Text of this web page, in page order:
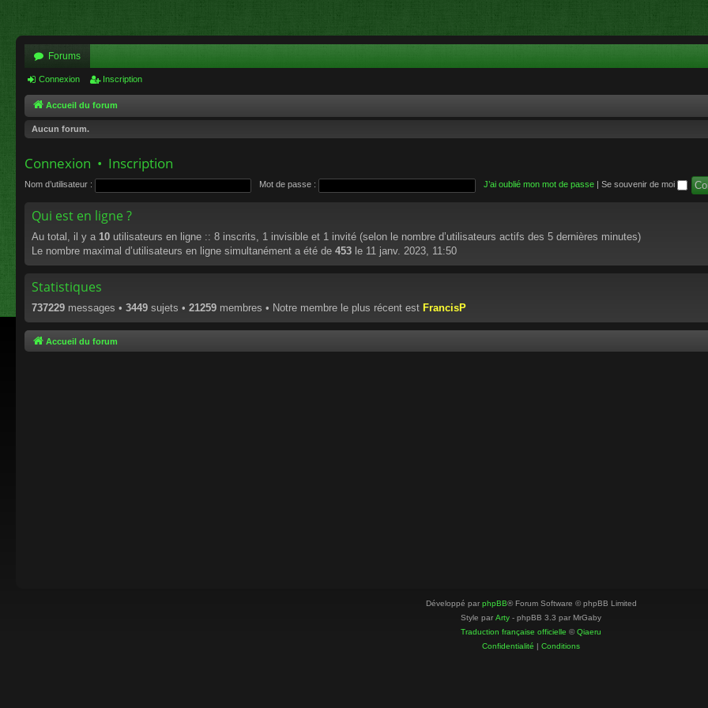
Forums
Connexion Inscription
Accueil du forum
Aucun forum.
Connexion • Inscription
Nom d’utilisateur : Mot de passe : J’ai oublié mon mot de passe Se souvenir de moi
Qui est en ligne ?
Au total, il y a 10 utilisateurs en ligne :: 8 inscrits, 1 invisible et 1 invité (selon le nombre d’utilisateurs actifs des 5 dernières minutes)
Le nombre maximal d’utilisateurs en ligne simultanément a été de 453 le 11 janv. 2023, 11:50
Statistiques
737229 messages • 3449 sujets • 21259 membres • Notre membre le plus récent est FrancisP
Accueil du forum
Développé par phpBB® Forum Software © phpBB Limited
Style par Arty - phpBB 3.3 par MrGaby
Traduction française officielle ©Qiaeru
Confidentialité | Conditions